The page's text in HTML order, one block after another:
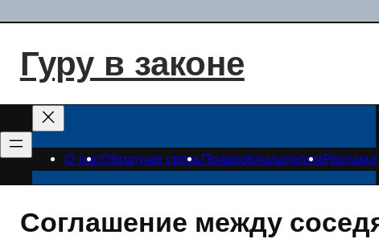
содержимому
Гуру в законе
О насОбратная связь Правообладателям Реклама
Соглашение между